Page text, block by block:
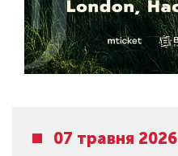
07 травня 2026